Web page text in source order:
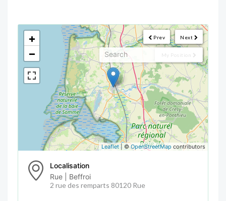
Next
Prev
My Position
<!---->
+
−
Leaflet| ©OpenStreetMap contributors
Localisation
Rue | Beffroi
2 rue des remparts 80120 Rue